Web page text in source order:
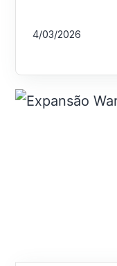
4/03/2026